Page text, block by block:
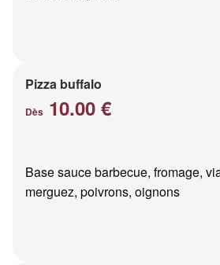
Pizza buffalo
Dès 10.00 €
Base sauce barbecue, fromage,
merguez, poivrons, oignons